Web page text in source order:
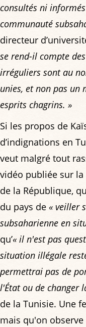
consultés ni
communauté
directeur
se rend-il compte
irréguliers sont au
unies, et non pas un
esprits chagrins. »
Si les propos de
d’indignations en
veut malgré tout
vidéo publiée sur
de la République,
du pays de « veiller
subsaharienne en
qu’« il n'est pas
situation illégale
permettrai pas de
l'État ou de changer
de la Tunisie. Une
mais qu'on